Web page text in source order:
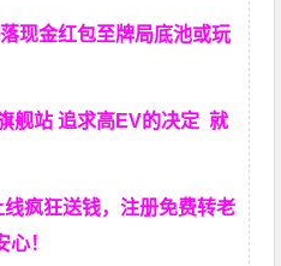
现金红包至牌局底池或玩
舰站 追求高EV的决定就
疯狂送钱，注册免费转老
！